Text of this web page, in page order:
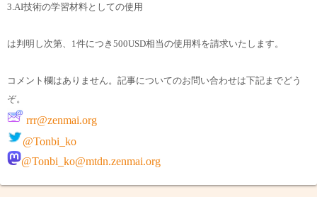
3.AI技術の学習材料としての使用
は判明し次第、1件につき500USD相当の使用料を請求いたします。
コメント欄はありません。記事についてのお問い合わせは下記までどう
ぞ。
rrr@zenmai.org
@Tonbi_ko
@Tonbi_ko@mtdn.zenmai.org